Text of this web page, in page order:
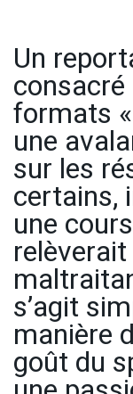
Un
consacré
formats
une
sur les
certains,
une
s’agit
manière
goût du